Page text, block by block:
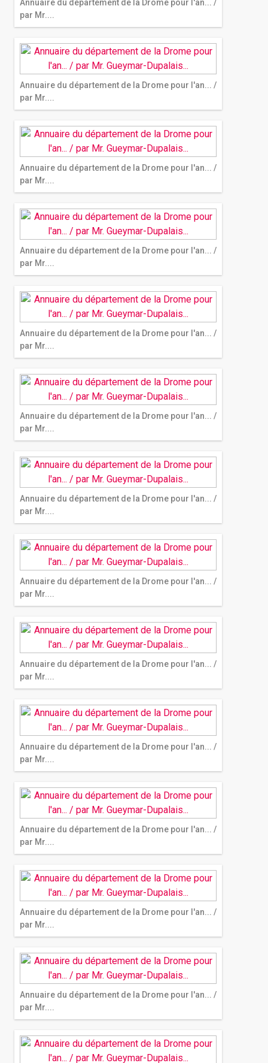
Annuaire du département de la Drome pour l'an... /
par Mr....
Annuaire du département de la Drome pour l'an... /
par Mr....
Annuaire du département de la Drome pour l'an... /
par Mr....
Annuaire du département de la Drome pour l'an... /
par Mr....
Annuaire du département de la Drome pour l'an... /
par Mr....
Annuaire du département de la Drome pour l'an... /
par Mr....
Annuaire du département de la Drome pour l'an... /
par Mr....
Annuaire du département de la Drome pour l'an... /
par Mr....
Annuaire du département de la Drome pour l'an... /
par Mr....
Annuaire du département de la Drome pour l'an... /
par Mr....
Annuaire du département de la Drome pour l'an... /
par Mr....
Annuaire du département de la Drome pour l'an... /
par Mr....
Annuaire du département de la Drome pour l'an... /
par Mr....